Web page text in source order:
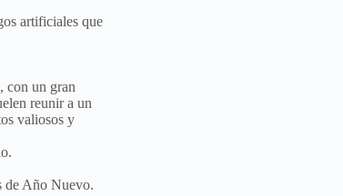
artificiales que
con un gran
reunir a un
valiosos y
de Año Nuevo.